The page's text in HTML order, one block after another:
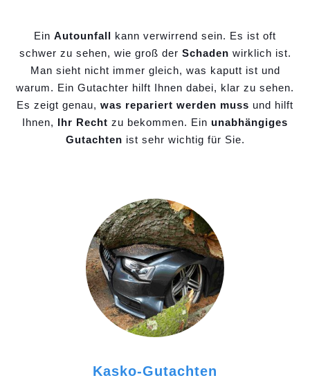
Ein Autounfall kann verwirrend sein. Es ist oft
schwer zu sehen, wie groß der Schaden wirklich ist.
Man sieht nicht immer gleich, was kaputt ist und
warum. Ein Gutachter hilft Ihnen dabei, klar zu sehen.
Es zeigt genau, was repariert werden muss und hilft
Ihnen, Ihr Recht zu bekommen. Ein unabhängiges
Gutachten ist sehr wichtig für Sie.
Kasko-Gutachten